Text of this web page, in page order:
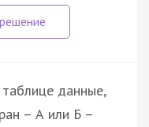
данные,
– А или Б –